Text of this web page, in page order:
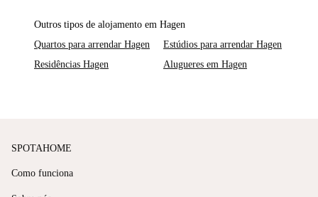
Outros tipos de alojamento em Hagen
Quartos para arrendar Hagen
Estúdios para arrendar Hagen
Residências Hagen
Alugueres em Hagen
SPOTAHOME
Como funciona